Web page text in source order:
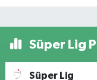
Süper Lig
Süper Lig